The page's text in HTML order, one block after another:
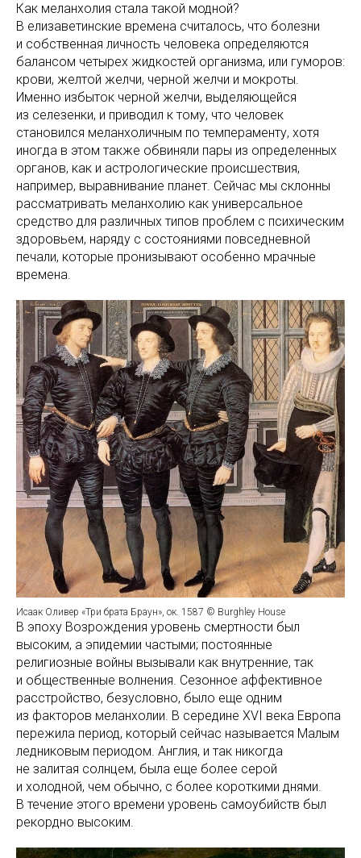
Как меланхолия стала такой модной?
В елизаветинские времена считалось, что болезни
и собственная личность человека определяются
балансом четырех жидкостей организма, или гуморов:
крови, желтой желчи, черной желчи и мокроты.
Именно избыток черной желчи, выделяющейся
из селезенки, и приводил к тому, что человек
становился меланхоличным по темпераменту, хотя
иногда в этом также обвиняли пары из определенных
органов, как и астрологические происшествия,
например, выравнивание планет. Сейчас мы склонны
рассматривать меланхолию как универсальное
средство для различных типов проблем с психическим
здоровьем, наряду с состояниями повседневной
печали, которые пронизывают особенно мрачные
времена.
Исаак Оливер «Три брата Браун», ок. 1587 © Burghley House
В эпоху Возрождения уровень смертности был
высоким, а эпидемии частыми; постоянные
религиозные войны вызывали как внутренние, так
и общественные волнения. Сезонное аффективное
расстройство, безусловно, было еще одним
из факторов меланхолии. В середине XVI века Европа
пережила период, который сейчас называется Малым
ледниковым периодом. Англия, и так никогда
не залитая солнцем, была еще более серой
и холодной, чем обычно, с более короткими днями.
В течение этого времени уровень самоубийств был
рекордно высоким.